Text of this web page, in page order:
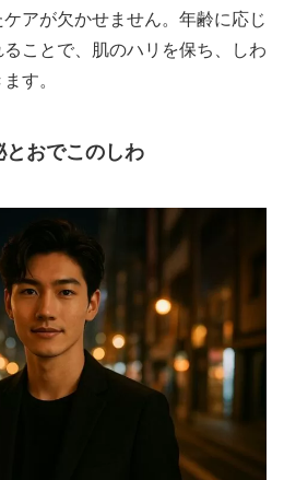
アが欠かせません。年齢に応じ
ことで、肌のハリを保ち、しわ
す。
とおでこのしわ